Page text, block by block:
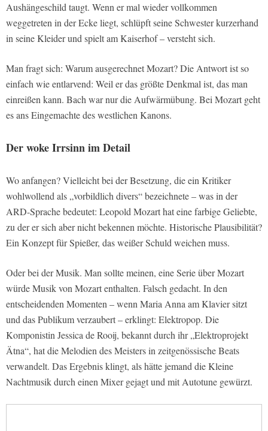
Aushängeschild taugt. Wenn er mal wieder vollkommen
weggetreten in der Ecke liegt, schlüpft seine Schwester kurzerhand
in seine Kleider und spielt am Kaiserhof – versteht sich.
Man fragt sich: Warum ausgerechnet Mozart? Die Antwort ist so
einfach wie entlarvend: Weil er das größte Denkmal ist, das man
einreißen kann. Bach war nur die Aufwärmübung. Bei Mozart geht
es ans Eingemachte des westlichen Kanons.
Der woke Irrsinn im Detail
Wo anfangen? Vielleicht bei der Besetzung, die ein Kritiker
wohlwollend als „vorbildlich divers“ bezeichnete – was in der
ARD-Sprache bedeutet: Leopold Mozart hat eine farbige Geliebte,
zu der er sich aber nicht bekennen möchte. Historische Plausibilität?
Ein Konzept für Spießer, das weißer Schuld weichen muss.
Oder bei der Musik. Man sollte meinen, eine Serie über Mozart
würde Musik von Mozart enthalten. Falsch gedacht. In den
entscheidenden Momenten – wenn Maria Anna am Klavier sitzt
und das Publikum verzaubert – erklingt: Elektropop. Die
Komponistin Jessica de Rooij, bekannt durch ihr „Elektroprojekt
Ätna“, hat die Melodien des Meisters in zeitgenössische Beats
verwandelt. Das Ergebnis klingt, als hätte jemand die Kleine
Nachtmusik durch einen Mixer gejagt und mit Autotune gewürzt.